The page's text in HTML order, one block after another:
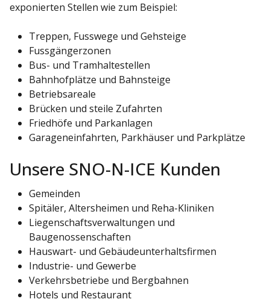
exponierten Stellen wie zum Beispiel:
Treppen, Fusswege und Gehsteige
Fussgängerzonen
Bus- und Tramhaltestellen
Bahnhofplätze und Bahnsteige
Betriebsareale
Brücken und steile Zufahrten
Friedhöfe und Parkanlagen
Garageneinfahrten, Parkhäuser und Parkplätze
Unsere SNO-N-ICE Kunden
Gemeinden
Spitäler, Altersheimen und Reha-Kliniken
Liegenschaftsverwaltungen und
Baugenossenschaften
Hauswart- und Gebäudeunterhaltsfirmen
Industrie- und Gewerbe
Verkehrsbetriebe und Bergbahnen
Hotels und Restaurant